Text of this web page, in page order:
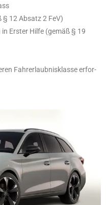
12 Absatz 2 FeV)
Erster Hilfe (gemäß § 19
Fahrerlaubnisklasse erfor­